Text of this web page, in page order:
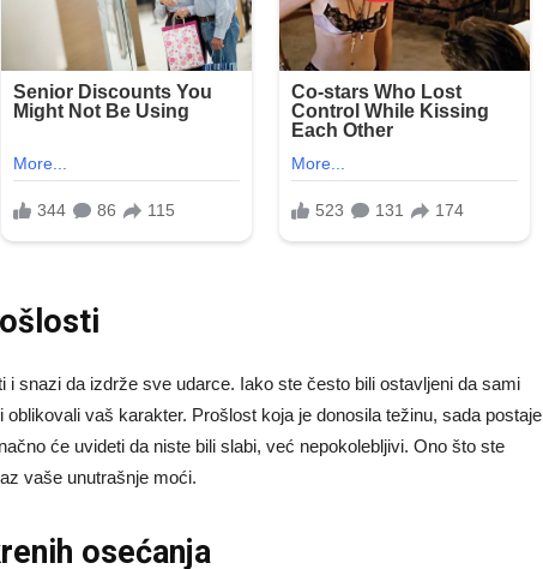
i snazi da izdrže sve udarce. Iako ste često bili ostavljeni da sami
vaš karakter. Prošlost koja je donosila težinu, sada postaje
će uvideti da niste bili slabi, već nepokolebljivi. Ono što ste
vaše unutrašnje moći.
osećanja